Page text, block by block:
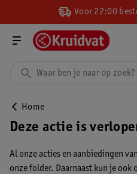
Voor 22:00
Home
Deze actie is
Al onze acties en aanbiedingen
onze folder. Daarnaast kun je ook